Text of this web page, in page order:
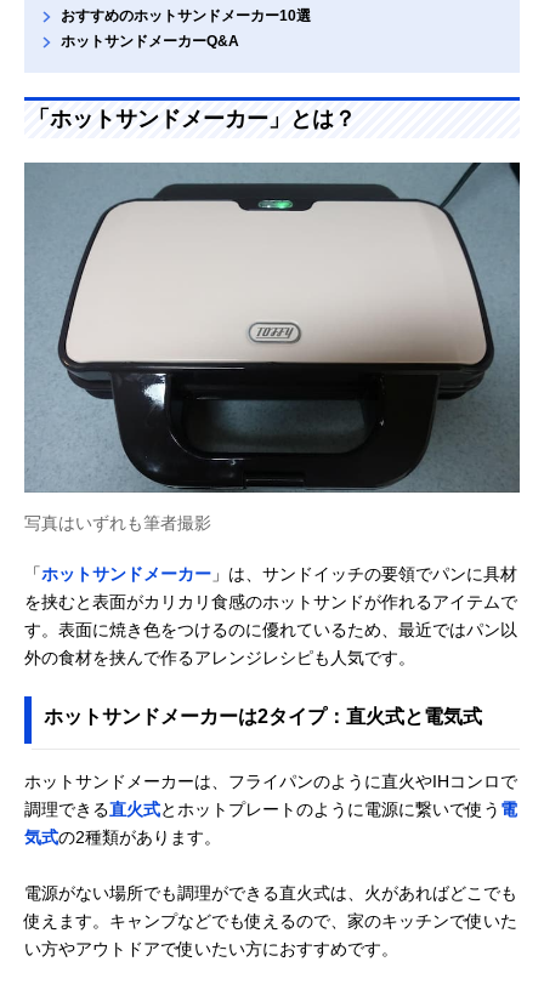
おすすめのホットサンドメーカー10選
ホットサンドメーカーQ&A
「ホットサンドメーカー」とは？
写真はいずれも筆者撮影
「ホットサンドメーカー 」は、サンドイッチの要領でパンに具材
を挟むと表面がカリカリ食感のホットサンドが作れるアイテムで
す。表面に焼き色をつけるのに優れているため、最近ではパン以
外の食材を挟んで作るアレンジレシピも人気です。
ホットサンドメーカーは2タイプ：直火式と電気式
ホットサンドメーカーは、フライパンのように直火やIHコンロで
調理できる直火式とホットプレートのように電源に繋いで使う 電
気式の2種類があります。
電源がない場所でも調理ができる直火式は、火があればどこでも
使えます。キャンプなどでも使えるので、家のキッチンで使いた
い方やアウトドアで使いたい方におすすめです。